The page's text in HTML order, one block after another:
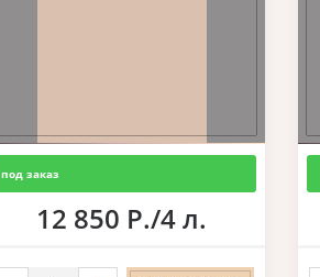
под заказ
12 850 Р./4 л.